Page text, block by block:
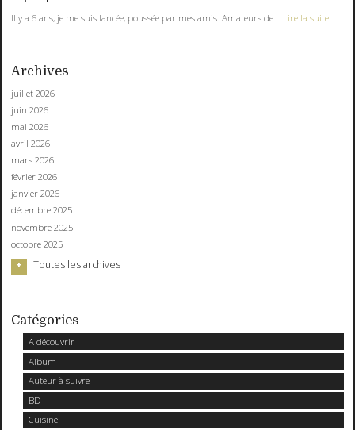
Il y a 6 ans, je me suis lancée, poussée par mes amis. Amateurs de... Lire la suite
Archives
juillet 2026
juin 2026
mai 2026
avril 2026
mars 2026
février 2026
janvier 2026
décembre 2025
novembre 2025
octobre 2025
Toutes les archives
Catégories
A découvrir
Album
Auteur à suivre
BD
Cuisine